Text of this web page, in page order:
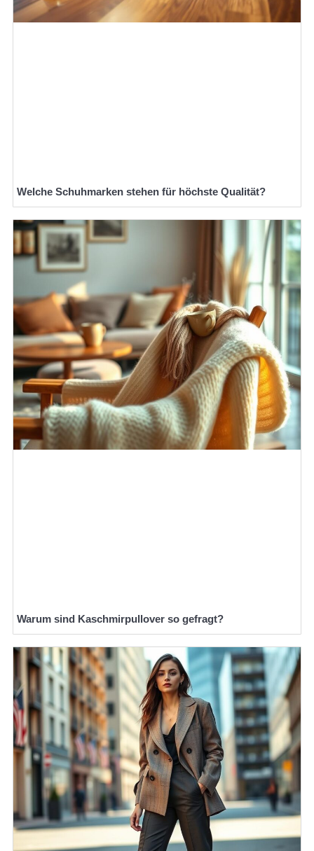
Welche Schuhmarken stehen für höchste Qualität?
Warum sind Kaschmirpullover so gefragt?